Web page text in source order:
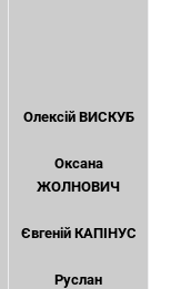
Олексій ВИСКУБ
Оксана
ЖОЛНОВИЧ
Євгеній КАПІНУС
Руслан